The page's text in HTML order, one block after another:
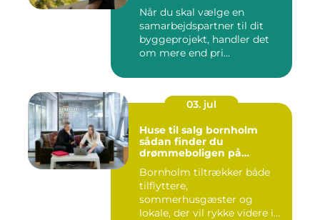
Når du skal vælge en
samarbejdspartner til dit
byggeprojekt, handler det
om mere end pri...
03. jul
Huse til salg bornholm
sådan finder du
drømmeboligen på
Bornholm tiltrækker både
tilflyttere,
sommerhusgæster og
lokale, der vil rykke videre i